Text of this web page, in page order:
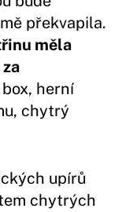
překvapila.
měla
herní
chytrý
upírů
chytrých